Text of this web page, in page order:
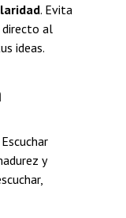
. Evita
directo al
ideas.
y